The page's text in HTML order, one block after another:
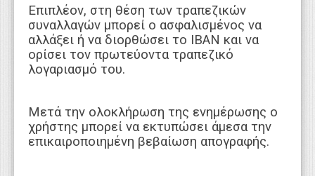
Επιπλέον, στη θέση των τραπεζικών
συναλλαγών μπορεί ο ασφαλισμένος να
αλλάξει ή να διορθώσει το IBAN και να
ορίσει τον πρωτεύοντα τραπεζικό
λογαριασμό του.
Μετά την ολοκλήρωση της ενημέρωσης ο
χρήστης μπορεί να εκτυπώσει άμεσα την
επικαιροποιημένη βεβαίωση απογραφής.